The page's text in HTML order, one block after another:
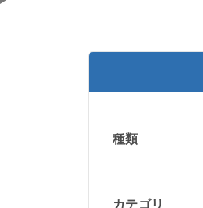
種類
カテゴリ